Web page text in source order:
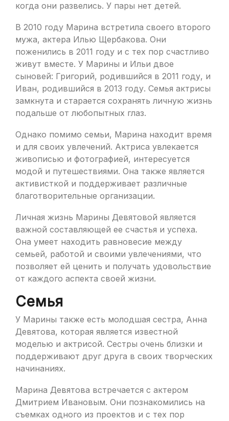
когда они развелись. У пары нет детей.
В 2010 году Марина встретила своего второго
мужа, актера Илью Щербакова. Они
поженились в 2011 году и с тех пор счастливо
живут вместе. У Марины и Ильи двое
сыновей: Григорий, родившийся в 2011 году, и
Иван, родившийся в 2013 году. Семья актрисы
замкнута и старается сохранять личную жизнь
подальше от любопытных глаз.
Однако помимо семьи, Марина находит время
и для своих увлечений. Актриса увлекается
живописью и фотографией, интересуется
модой и путешествиями. Она также является
активисткой и поддерживает различные
благотворительные организации.
Личная жизнь Марины Девятовой является
важной составляющей ее счастья и успеха.
Она умеет находить равновесие между
семьей, работой и своими увлечениями, что
позволяет ей ценить и получать удовольствие
от каждого аспекта своей жизни.
Семья
У Марины также есть молодшая сестра, Анна
Девятова, которая является известной
моделью и актрисой. Сестры очень близки и
поддерживают друг друга в своих творческих
начинаниях.
Марина Девятова встречается с актером
Дмитрием Ивановым. Они познакомились на
съемках одного из проектов и с тех пор